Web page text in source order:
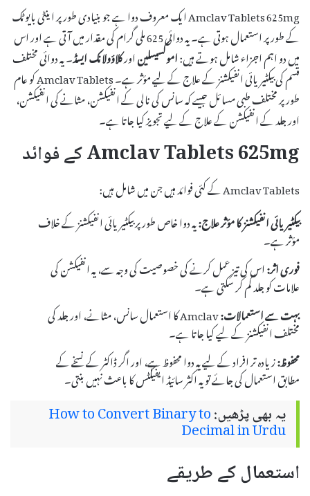
Amclav Tablets 625mg ایک معروف دوا ہے جو بنیادی طور پر اینٹی بایوٹک
کے طور پر استعمال ہوتی ہے۔ یہ دوائی 625 ملی گرام کی مقدار میں آتی ہے اور اس
میں دو اہم اجزاء شامل ہوتے ہیں:اموکسیسلیناورکلاؤولانک ایسڈ۔ یہ دوائی مختلف
قسم کی بیکٹیریائی انفیکشنز کے علاج کے لیے مؤثر ہے۔ Amclav Tablets کو عام
طور پر مختلف طبی مسائل جیسے کہ سانس کی نالی کے انفیکشن، مثانے کی انفیکشن،
اور جلد کے انفیکشن کے علاج کے لیے تجویز کیا جاتا ہے۔
Amclav Tablets 625mg کے فوائد
Amclav Tablets کے کئی فوائد ہیں جن میں شامل ہیں:
بیکٹیریائی انفیکشنز کا مؤثر علاج:یہ دوا خاص طور پر بیکٹیریائی انفیکشنز کے خلاف
مؤثر ہے۔
فوری اثر:اس کی تیز عمل کرنے کی خصوصیت کی وجہ سے، یہ انفیکشن کی
علامات کو جلد کم کر سکتی ہے۔
بہت سے استعمالات:
Amclav کا استعمال سانس، مثانے، اور جلد کی
مختلف انفیکشنز کے لیے کیا جاتا ہے۔
محفوظ:زیادہ تر افراد کے لیے یہ دوا محفوظ ہے، اور اگر ڈاکٹر کے نسخے کے
مطابق استعمال کی جائے تو یہ اکثر سائیڈ ایفیکٹس کا باعث نہیں بنتی۔
یہ بھی پڑھیں:How to Convert Binary to
Decimal in Urdu
استعمال کے طریقے